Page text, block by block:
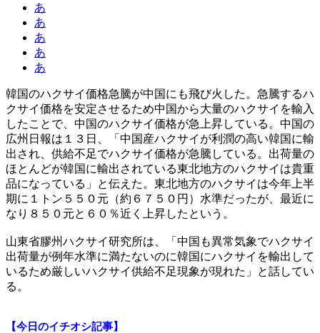
あ
あ
あ
あ
あ
韓国のハクサイ価格急騰が中国にも飛び火した。急騰するハ
クサイ価格を安定させるため中国から大量のハクサイを輸入
したことで、中国のハクサイ価格が急上昇している。中国の
広州日報は１３日、「中国産ハクサイが利潤の高い韓国に輸
出され、供給不足でハクサイ価格が急騰している。出荷量の
ほとんどが韓国に輸出されている東北地方のハクサイは貴重
品になっている」と伝えた。東北地方のハクサイは今年上半
期に１トン５５０元（約６７５０円）水準だったが、最近に
なり８５０元と６０％近く上昇したという。
山東省膠州ハクサイ研究所は、「中国も異常気象でハクサイ
出荷量が例年水準に満たないのに韓国にハクサイを輸出して
いるため厳しいハクサイ供給不足現象が現れた」と話してい
る。
【今日のイチオシ記事】